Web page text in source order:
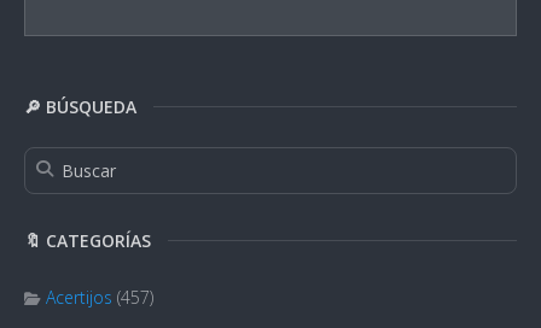
🔎 BÚSQUEDA
🔖 CATEGORÍAS
Acertijos (457)